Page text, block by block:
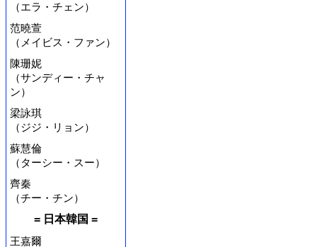
（エラ・チェン）
范曉萱
（メイビス・ファン）
陳珊妮
（サンディー・チャ
ン）
梁詠琪
（ジジ・リョン）
蘇慧倫
（ターシー・スー）
齊秦
（チー・チン）
= 日本韓国 =
王嘉爾